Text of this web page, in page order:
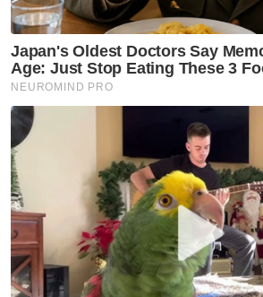
Kemalangan
Keselamatan
Johor
Artikel
Semasa